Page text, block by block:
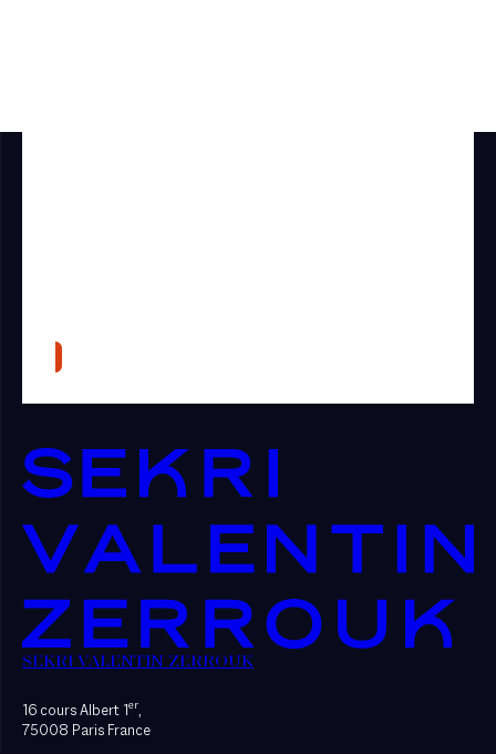
SEKRI VALENTIN ZERROUK
16 cours Albert 1er,
75008 Paris France